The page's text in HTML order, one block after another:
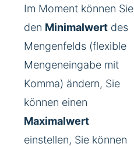
Im Moment können Sie
den Minimalwert des
Mengenfelds (flexible
Mengeneingabe mit
Komma) ändern, Sie
können einen
Maximalwert
einstellen, Sie können